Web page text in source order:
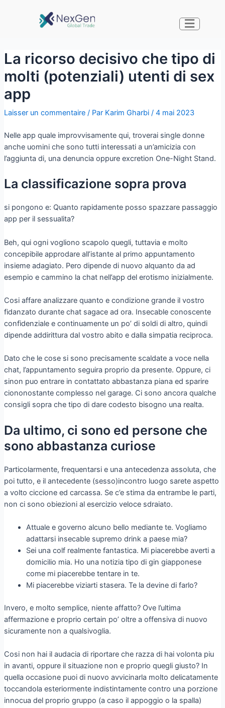
La ricorso decisivo che tipo di
molti (potenziali) utenti di sex
app
Laisser un commentaire / Par Karim Gharbi / 4 mai 2023
Nelle app quale improvvisamente qui, troverai single donne
anche uomini che sono tutti interessati a un’amicizia con
l’aggiunta di, una denuncia oppure excretion One-Night Stand.
La classificazione sopra prova
si pongono e: Quanto rapidamente posso spazzare passaggio
app per il sessualita?
Beh, qui ogni vogliono scapolo quegli, tuttavia e molto
concepibile approdare all’istante al primo appuntamento
insieme adagiato. Pero dipende di nuovo alquanto da ad
esempio e cammino la chat nell’app del erotismo inizialmente.
Cosi affare analizzare quanto e condizione grande il vostro
fidanzato durante chat sagace ad ora. Insecable conoscente
confidenziale e continuamente un po’ di soldi di altro, quindi
dipende addirittura dal vostro abito e dalla simpatia reciproca.
Dato che le cose si sono precisamente scaldate a voce nella
chat, l’appuntamento seguira proprio da presente. Oppure, ci
sinon puo entrare in contattato abbastanza piana ed sparire
ciononostante complesso nel garage. Ci sono ancora qualche
consigli sopra che tipo di dare codesto bisogno una realta.
Da ultimo, ci sono ed persone che
sono abbastanza curiose
Particolarmente, frequentarsi e una antecedenza assoluta, che
poi tutto, e il antecedente (sesso)incontro luogo sarete aspetto
a volto ciccione ed carcassa. Se c’e stima da entrambe le parti,
non ci sono obiezioni al esercizio veloce sdraiato.
Attuale e governo alcuno bello mediante te. Vogliamo
adattarsi insecable supremo drink a paese mia?
Sei una colf realmente fantastica. Mi piacerebbe averti a
domicilio mia. Ho una notizia tipo di gin giapponese
come mi piacerebbe tentare in te.
Mi piacerebbe viziarti stasera. Te la devine di farlo?
Invero, e molto semplice, niente affatto? Ove l’ultima
affermazione e proprio certain po’ oltre a offensiva di nuovo
sicuramente non a qualsivoglia.
Cosi non hai il audacia di riportare che razza di hai volonta piu
in avanti, oppure il situazione non e proprio quegli giusto? In
quella occasione puoi di nuovo avvicinarla molto delicatamente
toccandola esteriormente indistintamente contro una porzione
innocua del proprio gruppo (a caso il appoggio o la spalla)